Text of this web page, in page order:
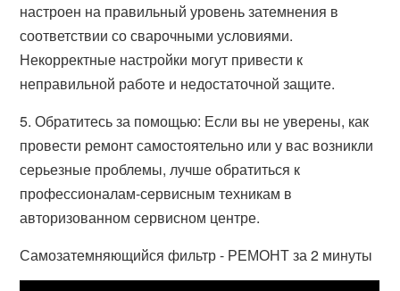
настроен на правильный уровень затемнения в
соответствии со сварочными условиями.
Некорректные настройки могут привести к
неправильной работе и недостаточной защите.
5. Обратитесь за помощью: Если вы не уверены, как
провести ремонт самостоятельно или у вас возникли
серьезные проблемы, лучше обратиться к
профессионалам-сервисным техникам в
авторизованном сервисном центре.
Самозатемняющийся фильтр - РЕМОНТ за 2 минуты